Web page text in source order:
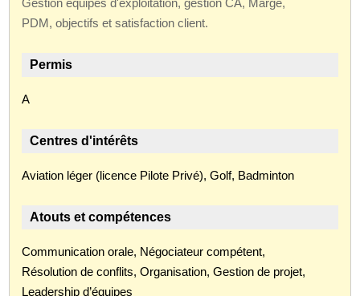
PDM, objectifs et satisfaction client.
Permis
A
Centres d'intérêts
Aviation léger (licence Pilote Privé), Golf, Badminton
Atouts et compétences
Communication orale, Négociateur compétent,
Résolution de conflits, Organisation, Gestion de projet,
Leadership d’équipes